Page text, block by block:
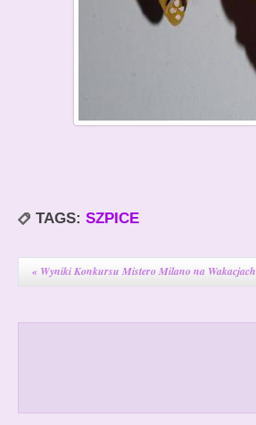
TAGS: SZPICE
« Wyniki Konkursu Mistero Milano na Wakacjach